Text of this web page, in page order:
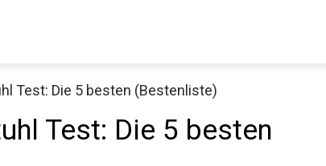
Test: Die 5 besten (Bestenliste)
Test: Die 5 besten